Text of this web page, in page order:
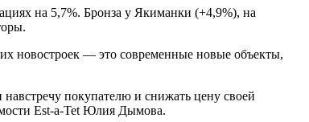
на 5,7%. Бронза у Якиманки (+4,9%), на
новостроек — это современные новые объекты,
покупателю и снижать цену своей
Est-a-Tet Юлия Дымова.